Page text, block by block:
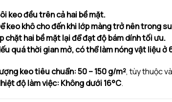
keo đều trên cả hai bề mặt.
keo khô cho đến khi lớp màng trở nên trong
chặt hai bề mặt lại để đạt độ bám dính tối ưu.
quá thời gian mở, có thể làm nóng vật liệu ở
keo tiêu chuẩn:50 – 150 g/m², tùy thuộc
độ làm việc:Không dưới 16°C.